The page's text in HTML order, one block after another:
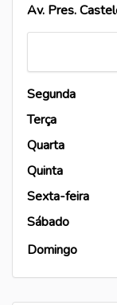
Av. Pres.
Segunda
Terça
Quarta
Quinta
Sexta-feira
Sábado
Domingo